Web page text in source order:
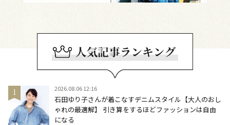
2026.08.06 12:16
石田ゆり子さんが着こなすデニムスタイル【大人のおし
ゃれの最適解】 引き算をするほどファッションは自由
になる